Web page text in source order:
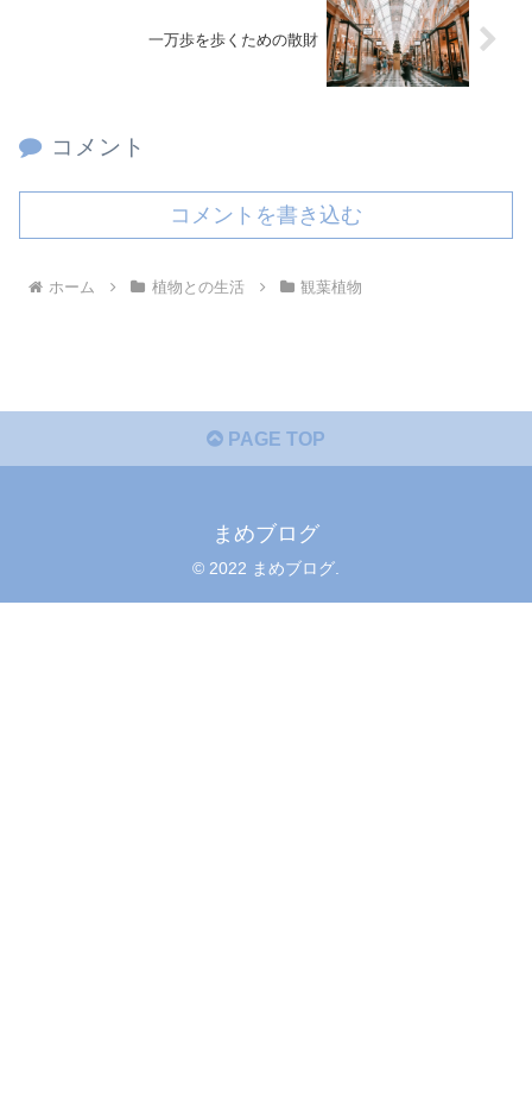
一万歩を歩くための散財
コメント
コメントを書き込む
ホーム 植物との生活 観葉植物
PAGE TOP
まめブログ
© 2022 まめブログ.